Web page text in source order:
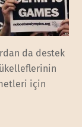
da destek
için